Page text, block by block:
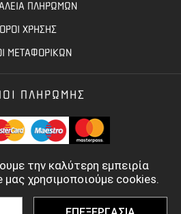
την καλύτερη εμπειρία
χρησιμοποιούμε cookies.
ΠΛΗΡΩΜΩΝ
ΟΡΟΙ ΧΡΗΣΗΣ
ΜΕΤΑΦΟΡΙΚΩΝ
ΠΛΗΡΩΜΗΣ